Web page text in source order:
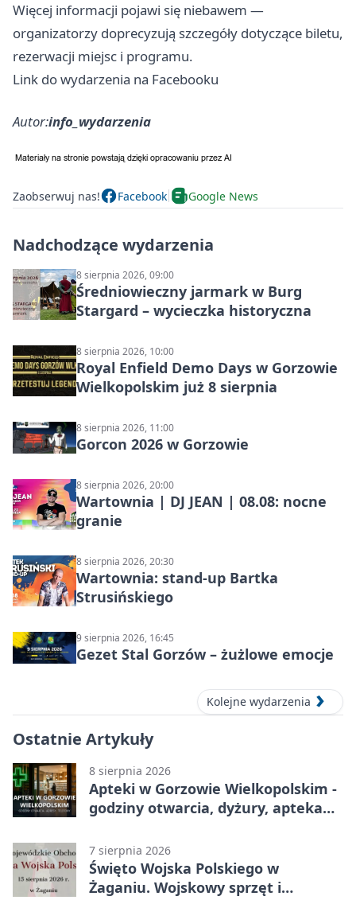
Więcej informacji pojawi się niebawem —
organizatorzy doprecyzują szczegóły dotyczące biletu,
rezerwacji miejsc i programu.
Link do wydarzenia na Facebooku
Autor:info_wydarzenia
Zaobserwuj nas! Facebook Google News
Nadchodzące wydarzenia
8 sierpnia 2026, 09:00
Średniowieczny jarmark w Burg
Stargard – wycieczka historyczna
8 sierpnia 2026, 10:00
Royal Enfield Demo Days w Gorzowie
Wielkopolskim już 8 sierpnia
8 sierpnia 2026, 11:00
Gorcon 2026 w Gorzowie
8 sierpnia 2026, 20:00
Wartownia | DJ JEAN | 08.08: nocne
granie
8 sierpnia 2026, 20:30
Wartownia: stand-up Bartka
Strusińskiego
9 sierpnia 2026, 16:45
Gezet Stal Gorzów – żużlowe emocje
Kolejne wydarzenia
Ostatnie Artykuły
8 sierpnia 2026
Apteki w Gorzowie Wielkopolskim -
godziny otwarcia, dyżury, apteka
7 sierpnia 2026
Święto Wojska Polskiego w
Żaganiu. Wojskowy sprzęt i